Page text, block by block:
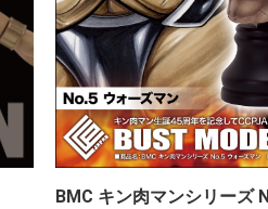
BMC キン肉マンシリーズ